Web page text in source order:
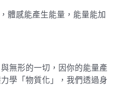
體感能產生能量，能量能加
無形的一切，因你的能量產
學「物質化」，我們透過身